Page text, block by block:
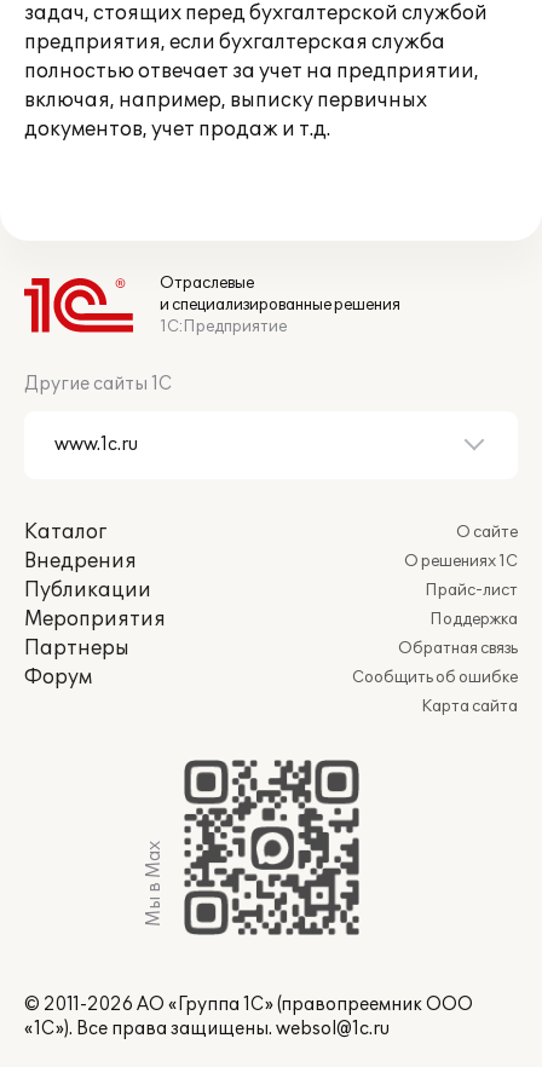
задач, стоящих перед бухгалтерской службой
предприятия, если бухгалтерская служба
полностью отвечает за учет на предприятии,
включая, например, выписку первичных
документов, учет продаж и т.д.
Отраслевые
и специализированные решения
1С:Предприятие
Другие сайты 1С
Каталог
Внедрения
Публикации
Мероприятия
Партнеры
Форум
О сайте
О решениях 1С
Прайс-лист
Поддержка
Обратная связь
Сообщить об ошибке
Карта сайта
Мы в Max
© 2011-2026 АО «Группа 1С» (правопреемник ООО
«1С»). Все права защищены. websol@1c.ru